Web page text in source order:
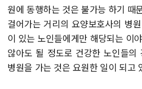
원에 동행하는 것은 불가능 하기 때
걸어가는 거리의 요양보호사의 병
이 있는 노인들에게만 해당되는 이
않아도 될 정도로 건강한 노인들의
병원을 가는 것은 요원한 일이 되고